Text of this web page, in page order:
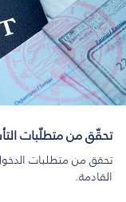
تحقّق من متطلّبات
تحقق من متطلبات
القادمة.